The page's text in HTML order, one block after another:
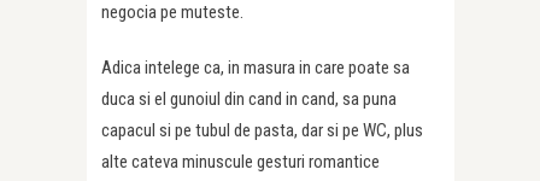
negocia pe muteste.
Adica intelege ca, in masura in care poate sa
duca si el gunoiul din cand in cand, sa puna
capacul si pe tubul de pasta, dar si pe WC, plus
alte cateva minuscule gesturi romantice